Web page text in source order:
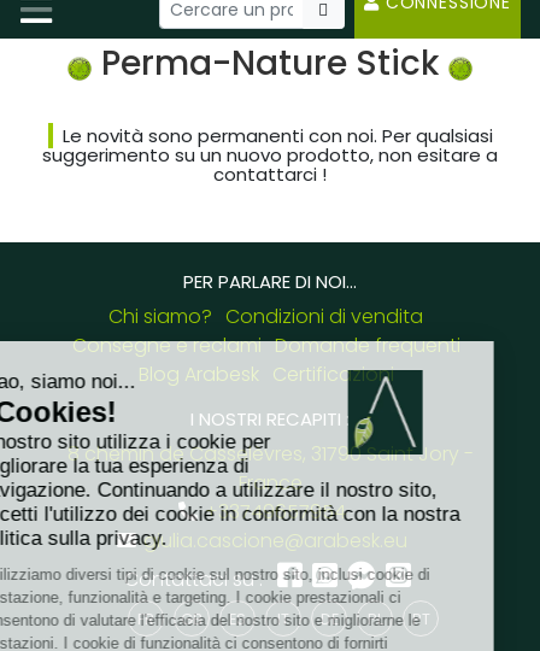
Perma-Nature Stick
Le novità sono permanenti con noi. Per qualsiasi
suggerimento su un nuovo prodotto, non esitare a
contattarci !
PER PARLARE DI NOI...
Chi siamo? Condizioni di vendita
Consegne e reclami Domande frequenti
Blog Arabesk Certificazioni
I NOSTRI RECAPITI :
8 chemin de Casselèvres, 31790 Saint Jory -
France
+33749657954
giulia.cascione@arabesk.eu
Contattaci su :
FR GB ES IT DE PL PT